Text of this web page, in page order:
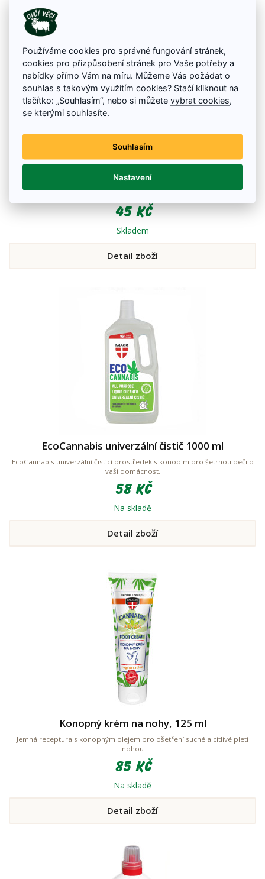
EcoCannabis na nádobí 500 ml
45 Kč
Skladem
Detail zboží
EcoCannabis univerzální čistič 1000 ml
EcoCannabis univerzální čistící prostředek s konopím pro šetrnou péči o
vaši domácnost.
58 Kč
Na skladě
Detail zboží
Konopný krém na nohy, 125 ml
Jemná receptura s konopným olejem pro ošetření suché a citlivé pleti
nohou
85 Kč
Na skladě
Detail zboží
Používáme cookies pro správné fungování stránek,
cookies pro přizpůsobení stránek pro Vaše potřeby a
nabídky přímo Vám na míru. Můžeme Vás požádat o
souhlas s takovým využitím cookies? Stačí kliknout na
tlačítko: „Souhlasím“, nebo si můžetevybrat cookies
se kterými souhlasíte.
Souhlasím
Nastavení